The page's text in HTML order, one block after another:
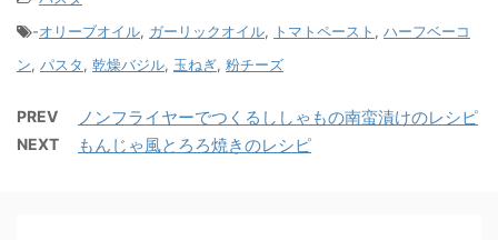
-オリーブオイル, ガーリックオイル, トマトペースト , ハーフベーコ
ン, パスタ, 乾燥バジル, 玉ねぎ, 粉チーズ
PREV ノンフライヤーでつくるししゃもの南蛮漬けのレシピ
NEXT もんじゃ風とろろ焼きのレシピ